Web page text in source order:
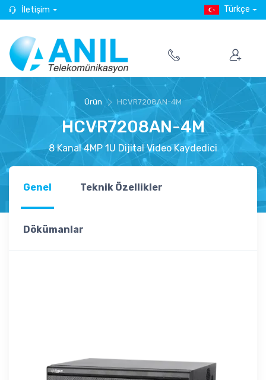
İletişim Türkçe
Ürün HCVR7208AN-4M
HCVR7208AN-4M
8 Kanal 4MP 1U Dijital Video Kaydedici
Genel Teknik Özellikler
Dökümanlar